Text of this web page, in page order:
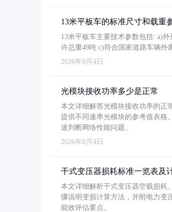
13米平板车的标准尺寸和载重
13米平板车主要技术参数包括: a)
许总重49吨 c)符合国家道路车辆外
2026年8月4日
光模块接收功率多少是正常
本文详细解答光模块接收功率的正
提供不同速率光模块的参考值表格
速判断网络性能问题。
2026年8月4日
干式变压器损耗标准一览表及
本文详细解析干式变压器空载损耗
骤说明变损计算方法，并附电力变
能效评估要点。